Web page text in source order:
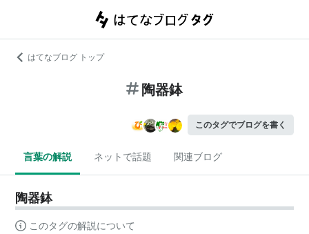
はてなブログ トップ
陶器鉢
このタグでブログを書く
言葉の解説 ネットで話題 関連ブログ
陶器鉢
このタグの解説について